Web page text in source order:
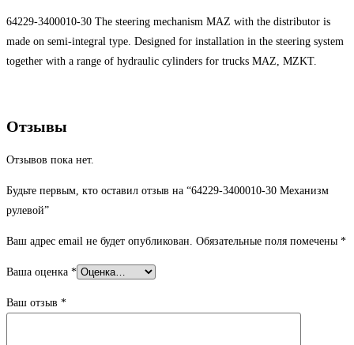
64229-3400010-30 The steering mechanism MAZ with the distributor is
made on semi-integral type. Designed for installation in the steering system
together with a range of hydraulic cylinders for trucks MAZ, MZKT.
Отзывы
Отзывов пока нет.
Будьте первым, кто оставил отзыв на “64229-3400010-30 Механизм
рулевой”
Ваш адрес email не будет опубликован. Обязательные поля помечены *
Ваша оценка *
Ваш отзыв *